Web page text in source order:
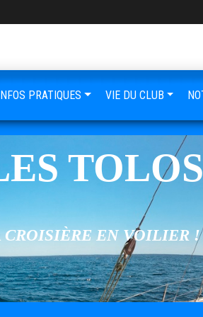
CROISIÈRE EN VOILIER !
PRATIQUES VIE DU CLUB